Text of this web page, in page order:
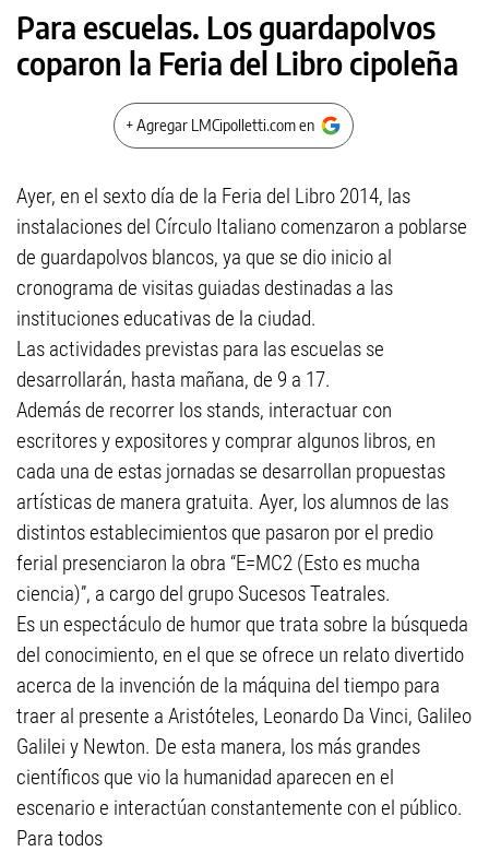
Para escuelas. Los guardapolvos
coparon la Feria del Libro cipoleña
+ Agregar LMCipolletti.com en
Ayer, en el sexto día de la Feria del Libro 2014, las
instalaciones del Círculo Italiano comenzaron a poblarse
de guardapolvos blancos, ya que se dio inicio al
cronograma de visitas guiadas destinadas a las
instituciones educativas de la ciudad.
Las actividades previstas para las escuelas se
desarrollarán, hasta mañana, de 9 a 17.
Además de recorrer los stands, interactuar con
escritores y expositores y comprar algunos libros, en
cada una de estas jornadas se desarrollan propuestas
artísticas de manera gratuita. Ayer, los alumnos de las
distintos establecimientos que pasaron por el predio
ferial presenciaron la obra “E=MC2 (Esto es mucha
ciencia)”, a cargo del grupo Sucesos Teatrales.
Es un espectáculo de humor que trata sobre la búsqueda
del conocimiento, en el que se ofrece un relato divertido
acerca de la invención de la máquina del tiempo para
traer al presente a Aristóteles, Leonardo Da Vinci, Galileo
Galilei y Newton. De esta manera, los más grandes
científicos que vio la humanidad aparecen en el
escenario e interactúan constantemente con el público.
Para todos